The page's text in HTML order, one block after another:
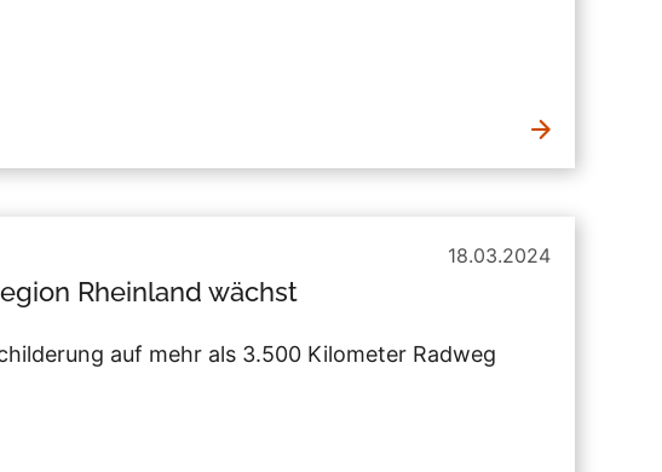
18.03.2024
Rheinland wächst
auf mehr als 3.500 Kilometer Radweg